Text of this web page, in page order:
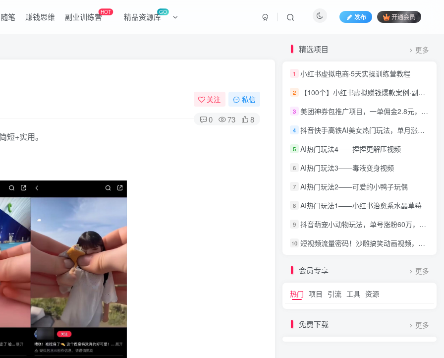
笔 赚钱思维 副业训练营HOT 精品资源库GO
发布 开通会员
关注 私信
0 73 8
+实用。
精选项目 更多
1 小红书虚拟电商·5天实操训练营教程
2 【100个】小红书虚拟赚钱爆款案例·副业搞钱必备
3 美团神券包推广项目，一单佣金2.8元，羽哥亲测收益秒到账！
4 抖音快手高铁AI美女热门玩法，单月涨粉5万，拆解全套操作流程！
5 AI热门玩法4——捏捏更解压视频
6 AI热门玩法3——毒液变身视频
7 AI热门玩法2——可爱的小鸭子玩偶
8 AI热门玩法1——小红书治愈系水晶草莓
9 抖音萌宠小动物玩法，单号涨粉60万，分享详细操作教程
10 短视频流量密码！沙雕搞笑动画视频，5分钟制作1个原创视频
会员专享 更多
热门 项目 引流 工具 资源
免费下载 更多